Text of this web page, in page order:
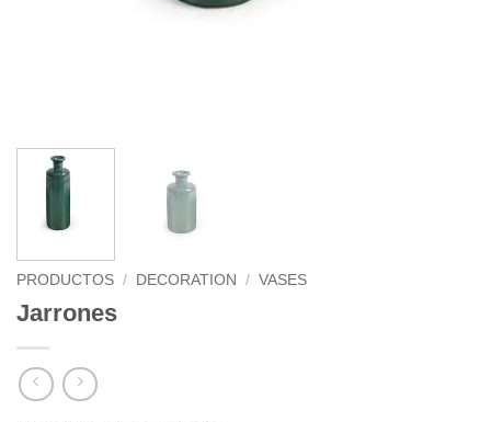
PRODUCTOS / DECORATION / VASES
Jarrones